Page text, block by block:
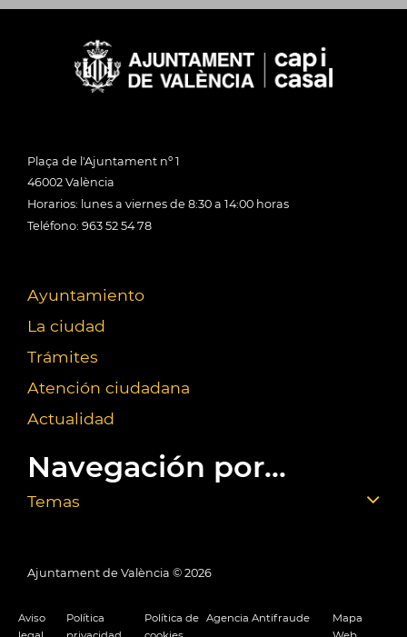
Plaça de l'Ajuntament nº 1
46002 València
Horarios: lunes a viernes de 8:30 a 14:00 horas
Teléfono: 963 52 54 78
Ayuntamiento
La ciudad
Trámites
Atención ciudadana
Actualidad
Navegación por...
Temas
Ajuntament de València © 2026
Aviso
Política
Política de Agencia Antifraude
Mapa